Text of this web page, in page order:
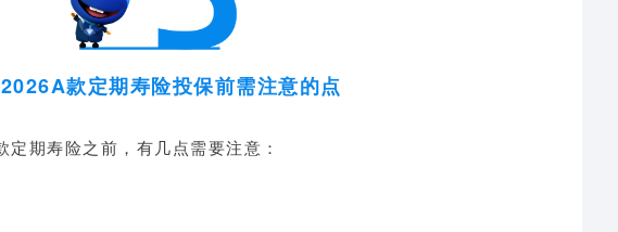
款定期寿险投保前需注意的点
定期寿险之前，有几点需要注意：